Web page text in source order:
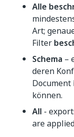
Alle
Art;
Filter
Schema –
deren
können.
All -
are